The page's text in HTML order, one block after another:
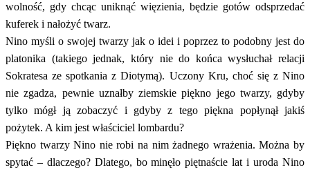
wolność, gdy chcąc uniknąć więzienia, będzie gotów odsprzedać
kuferek i nałożyć twarz.
Nino myśli o swojej twarzy jak o idei i poprzez to podobny jest do
platonika (takiego jednak, który nie do końca wysłuchał relacji
Sokratesa ze spotkania z Diotymą). Uczony Kru, choć się z Nino
nie zgadza, pewnie uznałby ziemskie piękno jego twarzy, gdyby
tylko mógł ją zobaczyć i gdyby z tego piękna popłynął jakiś
pożytek. A kim jest właściciel lombardu?
Piękno twarzy Nino nie robi na nim żadnego wrażenia. Można by
spytać – dlaczego? Dlatego, bo minęło piętnaście lat i uroda Nino